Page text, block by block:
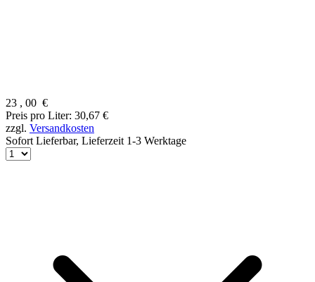
23 , 00 €
Preis pro Liter: 30,67 €
zzgl. Versandkosten
Sofort Lieferbar, Lieferzeit 1-3 Werktage